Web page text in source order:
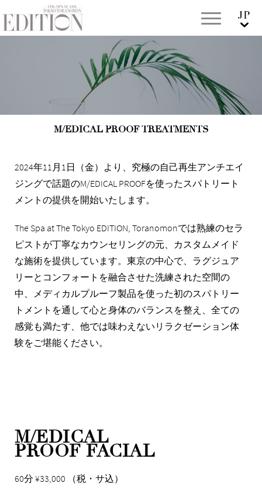
M/EDICAL PROOF TREATMENTS
2024年11月1日（金）より、究極の自己再生アンチエイ
ジングで話題のM/EDICAL PROOFを使ったスパトリート
メントの提供を開始いたします。
The Spa at The Tokyo EDITION, Toranomonでは熟練のセラ
ピストが丁寧なカウンセリングの元、カスタムメイド
な施術を提供しています。東京の中心で、ラグジュア
リーとコンフォートを融合させた洗練された空間の
中、メディカルプルーフ製品を使った初のスパトリー
トメントを通して心と身体のバランスを整え、全ての
感覚も満たす、他では味わえないリラクゼーション体
験をご堪能ください。
M/EDICAL
PROOF FACIAL
60分 ¥33,000 （税・サ込）